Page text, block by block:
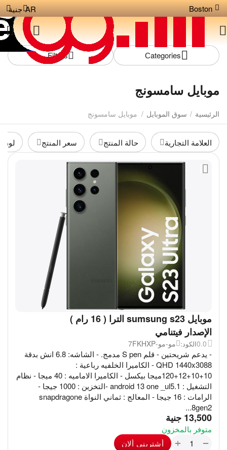
Boston جنية AR
Сategories
Filters
موبايل سامسونج
الرئيسية / سوق الموبايل / موبايل سامسونج
العلامة التجارية حالة المنتج سعر المنتج لون
موبايل sumsung s23 الترا ( 16 رام )
الإصدار فيتنامي
0.0الكود: مو-مو-7FKHXP
- يدعم شريحتين - قلم S pen مدمج. - الشاشه: 6.8 انش بدقة
QHD 1440x3088 - الكاميرا الخلفيه رباعية :
10+10+12+120ميجا بيكسل - الكاميرا الاماميه : 40 ميجا -‏ نظام
التشغيل : android 13 one _ul5.1 -التخزين : 1000 جيجا -
الرامات : 16 جيجا - المعالج : ثماني النواة snapdragone
8gen2...
جنية 13,500
متوفر بالمخزون
+ − أشترينى ألان